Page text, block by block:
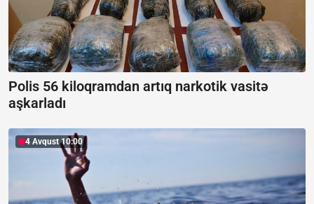
Polis 56 kiloqramdan artıq narkotik vasitə
aşkarladı
4 Avqust 10:00